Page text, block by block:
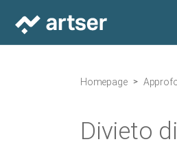
Homepage
Divieto